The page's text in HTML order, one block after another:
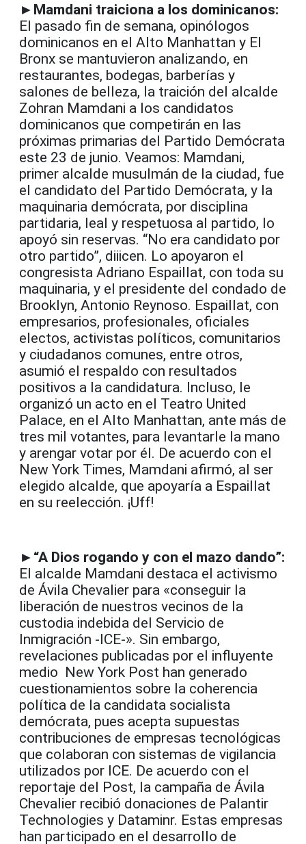
►Mamdani traiciona a los dominicanos:
El pasado fin de semana, opinólogos
dominicanos en el Alto Manhattan y El
Bronx se mantuvieron analizando, en
restaurantes, bodegas, barberías y
salones de belleza, la traición del alcalde
Zohran Mamdani a los candidatos
dominicanos que competirán en las
próximas primarias del Partido Demócrata
este 23 de junio. Veamos: Mamdani,
primer alcalde musulmán de la ciudad, fue
el candidato del Partido Demócrata, y la
maquinaria demócrata, por disciplina
partidaria, leal y respetuosa al partido, lo
apoyó sin reservas. “No era candidato por
otro partido”, diiicen. Lo apoyaron el
congresista Adriano Espaillat, con toda su
maquinaria, y el presidente del condado de
Brooklyn, Antonio Reynoso. Espaillat, con
empresarios, profesionales, oficiales
electos, activistas políticos, comunitarios
y ciudadanos comunes, entre otros,
asumió el respaldo con resultados
positivos a la candidatura. Incluso, le
organizó un acto en el Teatro United
Palace, en el Alto Manhattan, ante más de
tres mil votantes, para levantarle la mano
y arengar votar por él. De acuerdo con el
New York Times, Mamdani afirmó, al ser
elegido alcalde, que apoyaría a Espaillat
en su reelección. ¡Uff!
► “A Dios rogando y con el mazo dando”:
El alcalde Mamdani destaca el activismo
de Ávila Chevalier para «conseguir la
liberación de nuestros vecinos de la
custodia indebida del Servicio de
Inmigración -ICE-». Sin embargo,
revelaciones publicadas por el influyente
medio New York Post han generado
cuestionamientos sobre la coherencia
política de la candidata socialista
demócrata, pues acepta supuestas
contribuciones de empresas tecnológicas
que colaboran con sistemas de vigilancia
utilizados por ICE. De acuerdo con el
reportaje del Post, la campaña de Ávila
Chevalier recibió donaciones de Palantir
Technologies y Dataminr. Estas empresas
han participado en el desarrollo de